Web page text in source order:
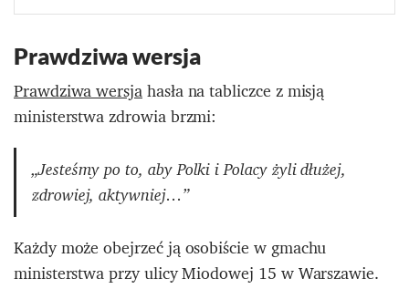
Prawdziwa wersja
Prawdziwa wersjahasła na tabliczce z misją
ministerstwa zdrowia brzmi:
„Jesteśmy po to, aby Polki i Polacy żyli dłużej,
zdrowiej, aktywniej…”
Każdy może obejrzeć ją osobiście w gmachu
ministerstwa przy ulicy Miodowej 15 w Warszawie.